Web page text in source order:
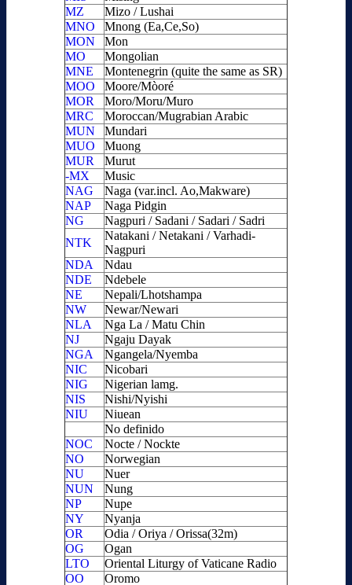
MZ
Mizo / Lushai
MNO
Mnong (Ea,Ce,So)
MON
Mon
MO
Mongolian
MNE
Montenegrin (quite the same as SR)
MOO
Moore/Mòoré
MOR
Moro/Moru/Muro
MRC
Moroccan/Mugrabian Arabic
MUN
Mundari
MUO
Muong
MUR
Murut
-MX
Music
NAG
Naga (var.incl. Ao,Makware)
NAP
Naga Pidgin
NG
Nagpuri / Sadani / Sadari / Sadri
NTK
Natakani / Netakani / Varhadi-
Nagpuri
NDA
Ndau
NDE
Ndebele
NE
Nepali/Lhotshampa
NW
Newar/Newari
NLA
Nga La / Matu Chin
NJ
Ngaju Dayak
NGA
Ngangela/Nyemba
NIC
Nicobari
NIG
Nigerian lamg.
NIS
Nishi/Nyishi
NIU
Niuean
No definido
NOC
Nocte / Nockte
NO
Norwegian
NU
Nuer
NUN
Nung
NP
Nupe
NY
Nyanja
OR
Odia / Oriya / Orissa(32m)
OG
Ogan
LTO
Oriental Liturgy of Vaticane Radio
OO
Oromo